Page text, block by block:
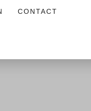
CONTACT